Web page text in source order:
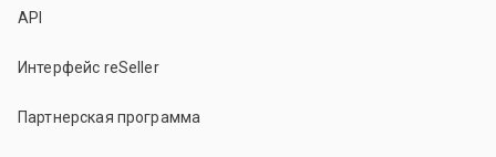
API
Интерфейс reSeller
Партнерская программа